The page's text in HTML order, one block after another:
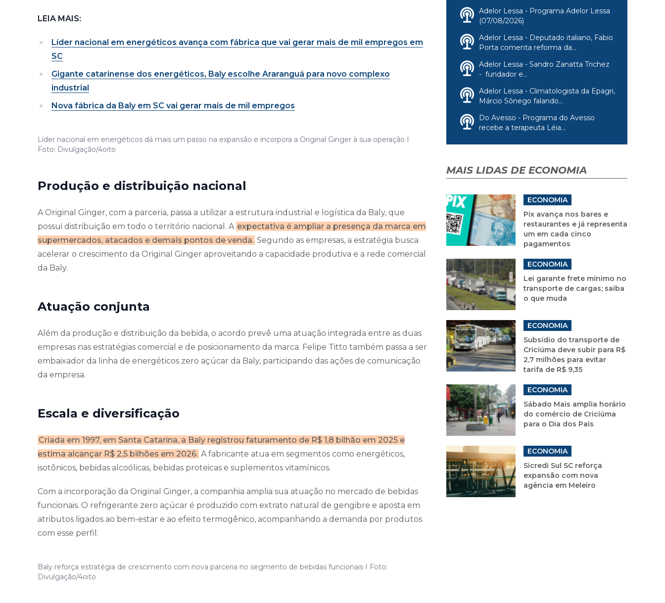
LEIA MAIS:
Líder nacional em energéticos avança com fábrica que vai gerar mais de mil empregos em
SC
Gigante catarinense dos energéticos, Baly escolhe Araranguá para novo complexo
industrial
Nova fábrica da Baly em SC vai gerar mais de mil empregos
Líder nacional em energéticos dá mais um passo na expansão e incorpora a Original Ginger à sua operação I
Foto: Divulgação/4oito
Produção e distribuição nacional
A Original Ginger, com a parceria, passa a utilizar a estrutura industrial e logística da Baly, que
possui distribuição em todo o território nacional. A expectativa é ampliar a presença da marca em
supermercados, atacados e demais pontos de venda. Segundo as empresas, a estratégia busca
acelerar o crescimento da Original Ginger aproveitando a capacidade produtiva e a rede comercial
da Baly.
Atuação conjunta
Além da produção e distribuição da bebida, o acordo prevê uma atuação integrada entre as duas
empresas nas estratégias comercial e de posicionamento da marca. Felipe Titto também passa a ser
embaixador da linha de energéticos zero açúcar da Baly, participando das ações de comunicação
da empresa.
Escala e diversificação
Criada em 1997, em Santa Catarina, a Baly registrou faturamento de R$ 1,8 bilhão em 2025 e
estima alcançar R$ 2,5 bilhões em 2026. A fabricante atua em segmentos como energéticos,
isotônicos, bebidas alcoólicas, bebidas proteicas e suplementos vitamínicos.
Com a incorporação da Original Ginger, a companhia amplia sua atuação no mercado de bebidas
funcionais. O refrigerante zero açúcar é produzido com extrato natural de gengibre e aposta em
atributos ligados ao bem-estar e ao efeito termogênico, acompanhando a demanda por produtos
com esse perfil.
Baly reforça estratégia de crescimento com nova parceria no segmento de bebidas funcionais I Foto:
Divulgação/4oito
Adelor Lessa - Programa Adelor Lessa
(07/08/2026)
Adelor Lessa - Deputado italiano, Fabio
Porta comenta reforma da...
Adelor Lessa - Sandro Zanatta Trichez
- fundador e...
Adelor Lessa - Climatologista da Epagri,
Márcio Sônego falando...
Do Avesso - Programa do Avesso
recebe a terapeuta Léia...
MAIS LIDAS DE ECONOMIA
ECONOMIA
Pix avança nos bares e
restaurantes e já representa
um em cada cinco
pagamentos
ECONOMIA
Lei garante frete mínimo no
transporte de cargas; saiba
o que muda
ECONOMIA
Subsídio do transporte de
Criciúma deve subir para R$
2,7 milhões para evitar
tarifa de R$ 9,35
ECONOMIA
Sábado Mais amplia horário
do comércio de Criciúma
para o Dia dos Pais
ECONOMIA
Sicredi Sul SC reforça
expansão com nova
agência em Meleiro